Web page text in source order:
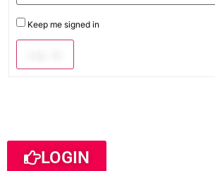
Keep me signed in
LOGIN